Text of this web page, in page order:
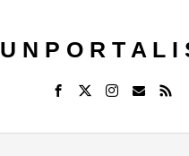
U N P O R T A L I